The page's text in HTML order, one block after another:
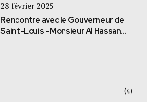
28 février 2025
Rencontre avec le Gouverneur de
Saint-Louis - Monsieur Al Hassan
(4)